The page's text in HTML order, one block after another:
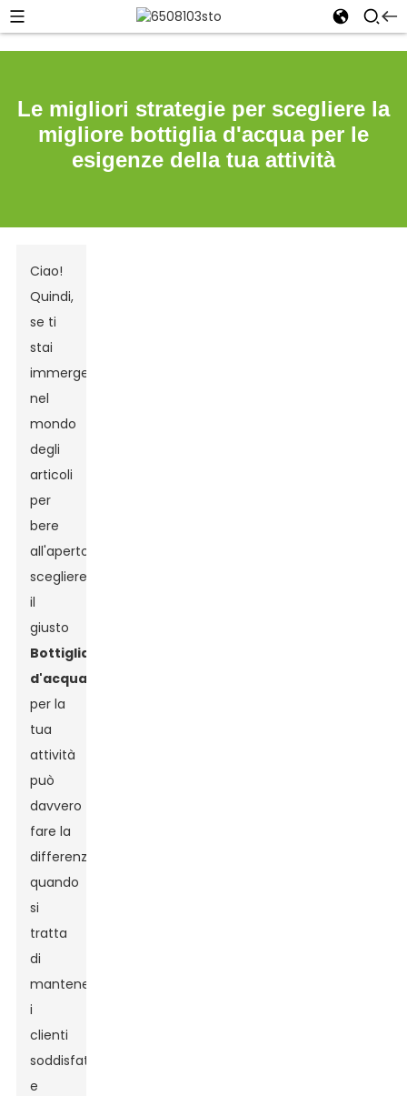
Le migliori strategie per scegliere la
migliore bottiglia d'acqua per le
esigenze della tua attività
Ciao!
Quindi,
se ti
stai
immergendo
nel
mondo
degli
articoli
per
bere
all'aperto,
scegliere
il
giusto
Bottiglia
d'acqua
per la
tua
attività
può
davvero
fare la
differenza
quando
si
tratta
di
mantenere
i
clienti
soddisfatti
e